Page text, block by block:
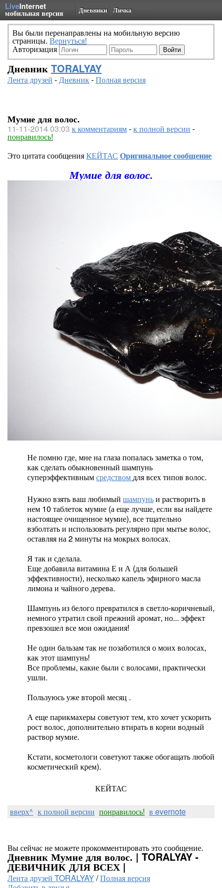
LiveInternet
мобильная версия Дневники Личка
Вы были перенаправлены на мобильную версию
страницы. Вернуться!
Авторизация
Дневник TORALYAY
Лента друзей -Дневник-Полная версия
Мумие для волос.
11-11-2014 03:03 к комментариям-к полной версии -
понравилось!
Это цитата сообщенияКЕЙТАС Оригинальное сообщение
Мумие для волос.
Не помню где, мне на глаза попалась заметка о том,
как сделать обыкновенный шампунь
суперэффективнымсредствомдля всех типов волос.
Нужно взять ваш любимый шампуньи растворить в
нем 10 таблеток мумие (а еще лучше, если вы найдете
настоящее очищенное мумие), все тщательно
взболтать и использовать регулярно при мытье волос,
оставляя на 2 минуты на мокрых волосах.
Я так и сделала.
Еще добавила витамина Е и А (для большей
эффективности), несколько капель эфирного масла
лимона и чайного дерева.
Шампунь из белого превратился в светло-коричневый,
немного утратил свой прежний аромат, но... эффект
превзошел все мои ожидания!
Не один бальзам так не позаботился о моих волосах,
как этот шампунь!
Все проблемы, какие были с волосами, практически
ушли.
Пользуюсь уже второй месяц .
А еще парикмахеры советуют тем, кто хочет ускорить
рост волос, дополнительно втирать в корни водный
раствор мумие.
Кстати, косметологи советуют также обогащать любой
косметический крем).
КЕЙТАС
вверх^ к полной версии понравилось! в evernote
Вы сейчас не можете прокомментировать это сообщение.
Дневник Мумие для волос. | TORALYAY -
ДЕВИЧНИК ДЛЯ ВСЕХ |
Лента друзей TORALYAY/Полная версия